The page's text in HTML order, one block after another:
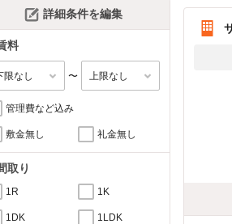
詳細条件を編集
料
〜
管理費など込み
敷金無し 礼金無し
取り
1R 1K
1DK 1LDK